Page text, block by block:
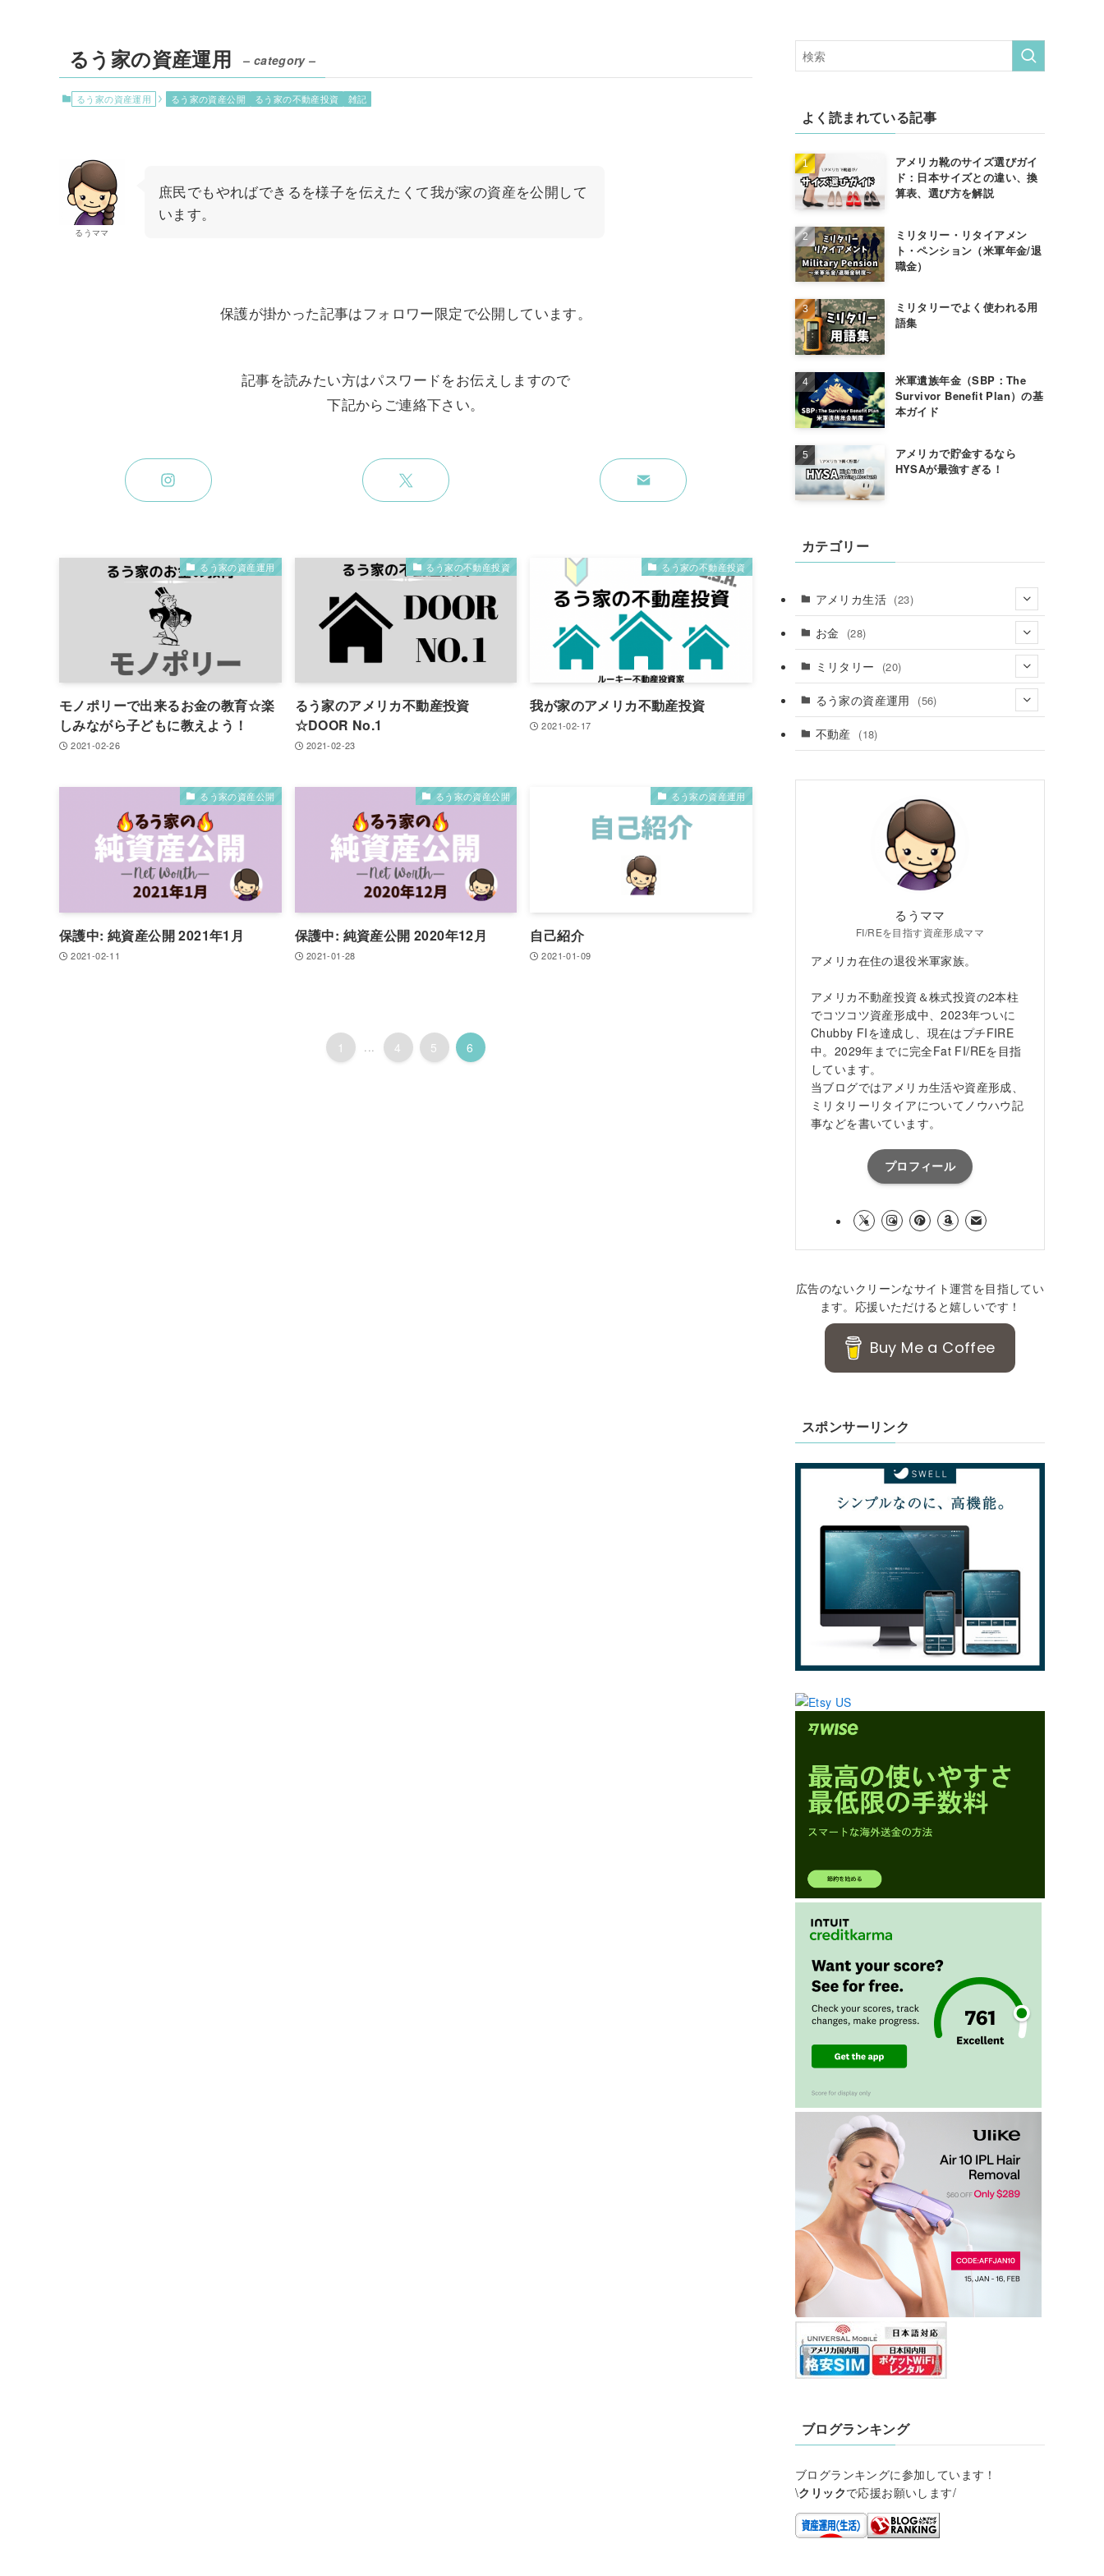
るう家の資産運用 – category –
るう家の資産運用 るう家の資産公開 るう家の不動産投資 雑記
るうママ
庶民でもやればできるを様子を伝えたくて我が家の資産を公開して
います。
保護が掛かった記事はフォロワー限定で公開しています。
記事を読みたい方はパスワードをお伝えしますので
下記からご連絡下さい。
るう家の資産運用
モノポリーで出来るお金の教育☆楽
しみながら子どもに教えよう！
2021-02-26
るう家の不動産投資
るう家のアメリカ不動産投資
☆DOOR No.1
2021-02-23
るう家の不動産投資
我が家のアメリカ不動産投資
2021-02-17
るう家の資産公開
保護中: 純資産公開 2021年1月
2021-02-11
るう家の資産公開
保護中: 純資産公開 2020年12月
2021-01-28
るう家の資産運用
自己紹介
2021-01-09
1 ... 4 5 6
よく読まれている記事
アメリカ靴のサイズ選びガイ
ド：日本サイズとの違い、換
算表、選び方を解説
ミリタリー・リタイアメン
ト・ペンション（米軍年金/退
職金）
ミリタリーでよく使われる用
語集
米軍遺族年金（SBP：The
Survivor Benefit Plan）の基
本ガイド
アメリカで貯金するなら
HYSAが最強すぎる！
カテゴリー
アメリカ生活 (23)
お金 (28)
(2)
ミリタリー (20)
るう家の資産運用 (56)
(4)
不動産 (18)
るうママ
FI/REを目指す資産形成ママ
アメリカ在住の退役米軍家族。
アメリカ不動産投資＆株式投資の2本柱
でコツコツ資産形成中、2023年ついに
Chubby FIを達成し、現在はプチFIRE
中。2029年までに完全Fat FI/REを目指
しています。
当ブログではアメリカ生活や資産形成、
ミリタリーリタイアについてノウハウ記
事などを書いています。
プロフィール
広告のないクリーンなサイト運営を目指してい
ます。応援いただけると嬉しいです！
Buy Me a Coffee
スポンサーリンク
ブログランキング
ブログランキングに参加しています！
\クリックで応援お願いします/